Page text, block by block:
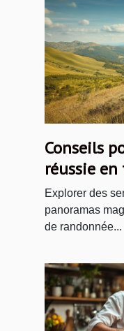
Conseils
réussie
Explorer des
panoramas
de randonnée...